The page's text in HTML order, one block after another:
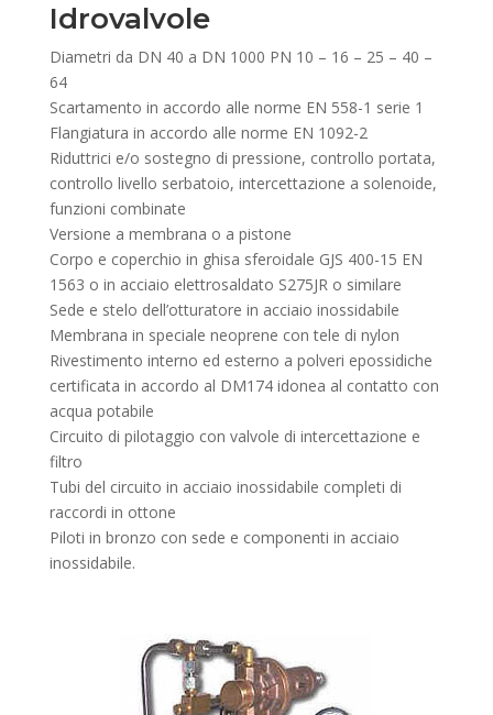
Idrovalvole
Diametri da DN 40 a DN 1000 PN 10 – 16 – 25 – 40 –
64
Scartamento in accordo alle norme EN 558-1 serie 1
Flangiatura in accordo alle norme EN 1092-2
Riduttrici e/o sostegno di pressione, controllo portata,
controllo livello serbatoio, intercettazione a solenoide,
funzioni combinate
Versione a membrana o a pistone
Corpo e coperchio in ghisa sferoidale GJS 400-15 EN
1563 o in acciaio elettrosaldato S275JR o similare
Sede e stelo dell’otturatore in acciaio inossidabile
Membrana in speciale neoprene con tele di nylon
Rivestimento interno ed esterno a polveri epossidiche
certificata in accordo al DM174 idonea al contatto con
acqua potabile
Circuito di pilotaggio con valvole di intercettazione e
filtro
Tubi del circuito in acciaio inossidabile completi di
raccordi in ottone
Piloti in bronzo con sede e componenti in acciaio
inossidabile.